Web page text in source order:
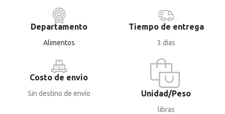
Departamento
Alimentos
Tiempo de entrega
3 días
Costo de envío
Sin destino de envío Unidad/Peso
libras